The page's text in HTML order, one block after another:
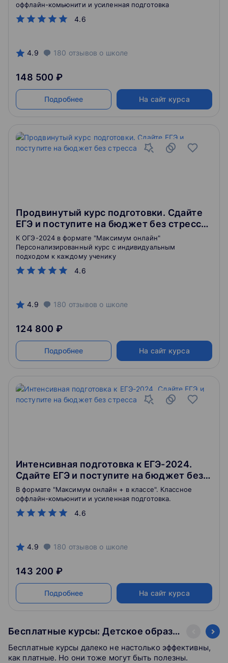
4.6
оффлайн-комьюнити и усиленная подготовка
4.9 180 отзывов о школе
148 500 ₽
Подробнее На сайт курса
Продвинутый курс подготовки. Сдайте
ЕГЭ и поступите на бюджет без стресса.
10 класс
4.6
К ОГЭ-2024 в формате "Максимум онлайн"
Персонализированный курс с индивидуальным
подходом к каждому ученику
4.9 180 отзывов о школе
124 800 ₽
Подробнее На сайт курса
Интенсивная подготовка к ЕГЭ-2024.
Сдайте ЕГЭ и поступите на бюджет без
стресса
4.6
В формате "Максимум онлайн + в классе". Классное
оффлайн-комьюнити и усиленная подготовка.
4.9 180 отзывов о школе
143 200 ₽
Подробнее На сайт курса
Бесплатные курсы: Детское образование
Бесплатные курсы далеко не настолько эффективны,
как платные. Но они тоже могут быть полезны.